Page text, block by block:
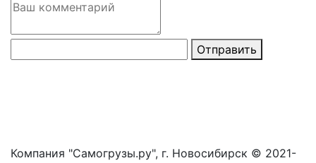
Отправить
Компания "Самогрузы.ру", г. Новосибирск © 2021-